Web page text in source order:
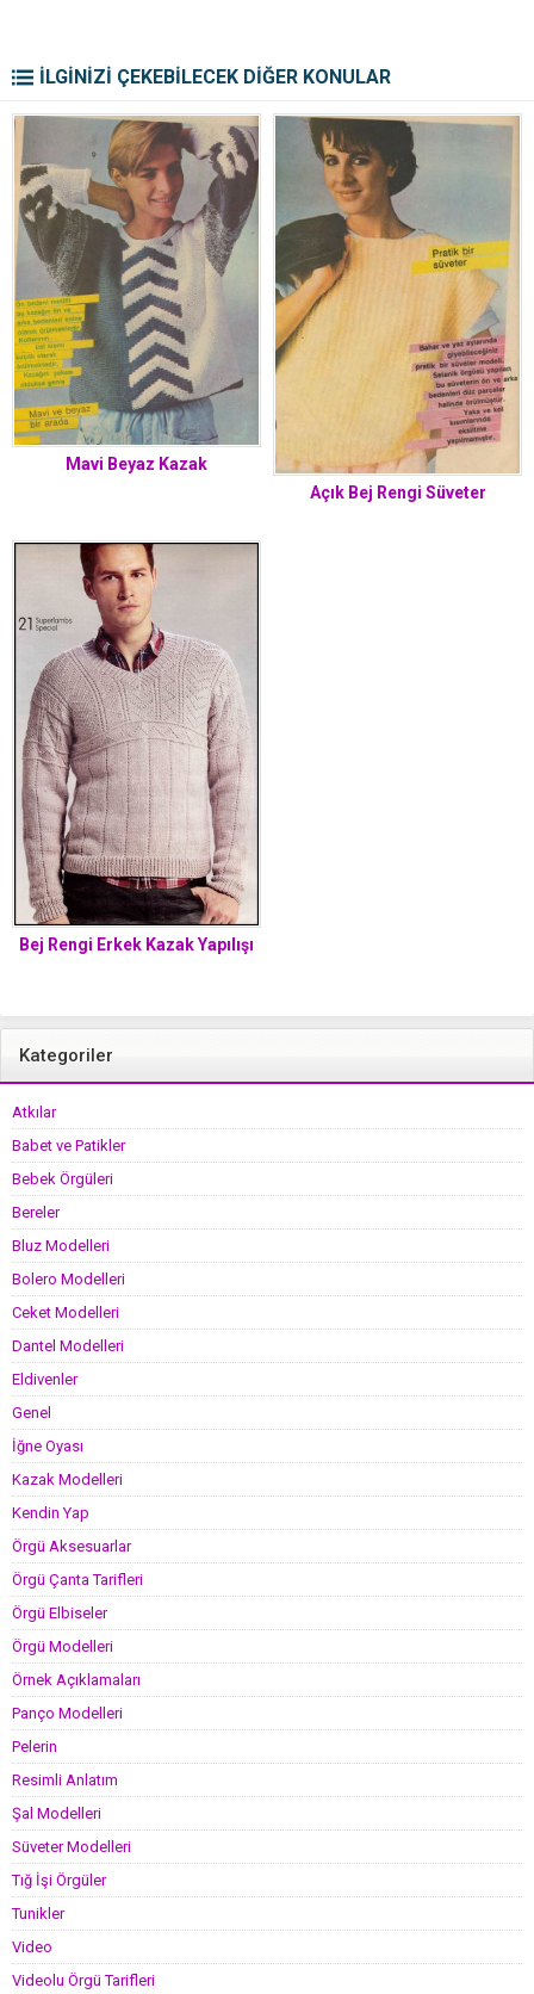
İLGİNİZİ ÇEKEBİLECEK DİĞER KONULAR
Mavi Beyaz Kazak
Açık Bej Rengi Süveter
Bej Rengi Erkek Kazak Yapılışı
Kategoriler
Atkılar
Babet ve Patikler
Bebek Örgüleri
Bereler
Bluz Modelleri
Bolero Modelleri
Ceket Modelleri
Dantel Modelleri
Eldivenler
Genel
İğne Oyası
Kazak Modelleri
Kendin Yap
Örgü Aksesuarlar
Örgü Çanta Tarifleri
Örgü Elbiseler
Örgü Modelleri
Örnek Açıklamaları
Panço Modelleri
Pelerin
Resimli Anlatım
Şal Modelleri
Süveter Modelleri
Tığ İşi Örgüler
Tunikler
Video
Videolu Örgü Tarifleri